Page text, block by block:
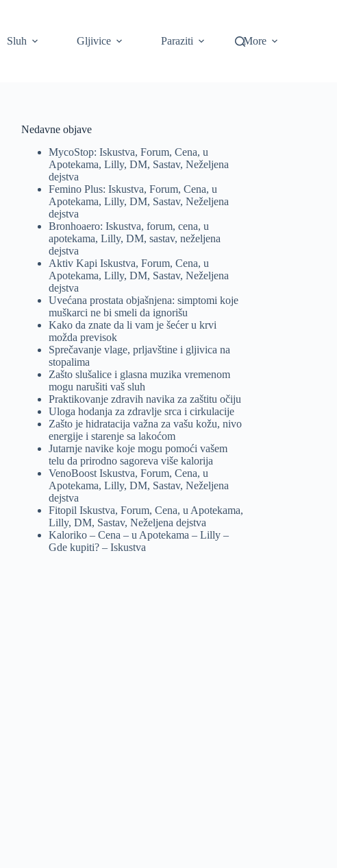
Sluh Gljivice Paraziti More
Nedavne objave
MycoStop: Iskustva, Forum, Cena, u
Apotekama, Lilly, DM, Sastav, Neželjena
dejstva
Femino Plus: Iskustva, Forum, Cena, u
Apotekama, Lilly, DM, Sastav, Neželjena
dejstva
Bronhoaero: Iskustva, forum, cena, u
apotekama, Lilly, DM, sastav, neželjena
dejstva
Aktiv Kapi Iskustva, Forum, Cena, u
Apotekama, Lilly, DM, Sastav, Neželjena
dejstva
Uvećana prostata objašnjena: simptomi koje
muškarci ne bi smeli da ignorišu
Kako da znate da li vam je šećer u krvi
možda previsok
Sprečavanje vlage, prljavštine i gljivica na
stopalima
Zašto slušalice i glasna muzika vremenom
mogu narušiti vaš sluh
Praktikovanje zdravih navika za zaštitu očiju
Uloga hodanja za zdravlje srca i cirkulacije
Zašto je hidratacija važna za vašu kožu, nivo
energije i starenje sa lakoćom
Jutarnje navike koje mogu pomoći vašem
telu da prirodno sagoreva više kalorija
VenoBoost Iskustva, Forum, Cena, u
Apotekama, Lilly, DM, Sastav, Neželjena
dejstva
Fitopil Iskustva, Forum, Cena, u Apotekama,
Lilly, DM, Sastav, Neželjena dejstva
Kaloriko – Cena – u Apotekama – Lilly –
Gde kupiti? – Iskustva